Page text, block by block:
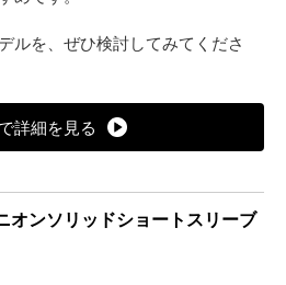
ルを、ぜひ検討してみてくださ
詳細を見る
オンソリッドショートスリーブ